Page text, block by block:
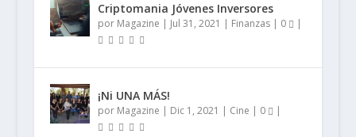
Criptomania Jóvenes Inversores
por Magazine | Jul 31, 2021 | Finanzas| 0 |
¡Ni UNA MÁS!
por Magazine | Dic 1, 2021 | Cine | 0 |